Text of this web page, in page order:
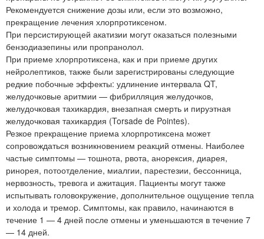
Рекомендуется снижение дозы или, если это возможно,
прекращение лечения хлорпротиксеном.
При персистирующей акатизии могут оказаться полезными
бензодиазепины или пропранолол.
При приеме хлорпротиксена, как и при приеме других
нейролептиков, также были зарегистрированы следующие
редкие побочные эффекты: удлинение интервала QT,
желудочковые аритмии — фибрилляция желудочков,
желудочковая тахикардия, внезапная смерть и пируэтная
желудочковая тахикардия (Torsade de Pointes).
Резкое прекращение приема хлорпротиксена может
сопровождаться возникновением реакций отмены. Наиболее
частые симптомы — тошнота, рвота, анорексия, диарея,
ринорея, потоотделение, миалгии, парестезии, бессонница,
нервозность, тревога и ажитация. Пациенты могут также
испытывать головокружение, дополнительное ощущение тепла
и холода и тремор. Симптомы, как правило, начинаются в
течение 1 — 4 дней после отмены и уменьшаются в течение 7
— 14 дней.